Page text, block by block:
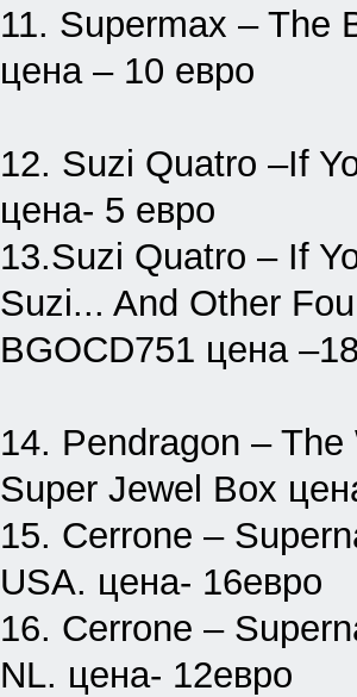
11. Supermax – The
цена – 10 евро
12. Suzi Quatro –If
цена- 5 евро
13.Suzi Quatro – If
Suzi... And Other
BGOCD751 цена
14. Pendragon –
Super Jewel Box
15. Cerrone ‎–
USA. цена- 16евро
16. Cerrone ‎–
NL. цена- 12евро